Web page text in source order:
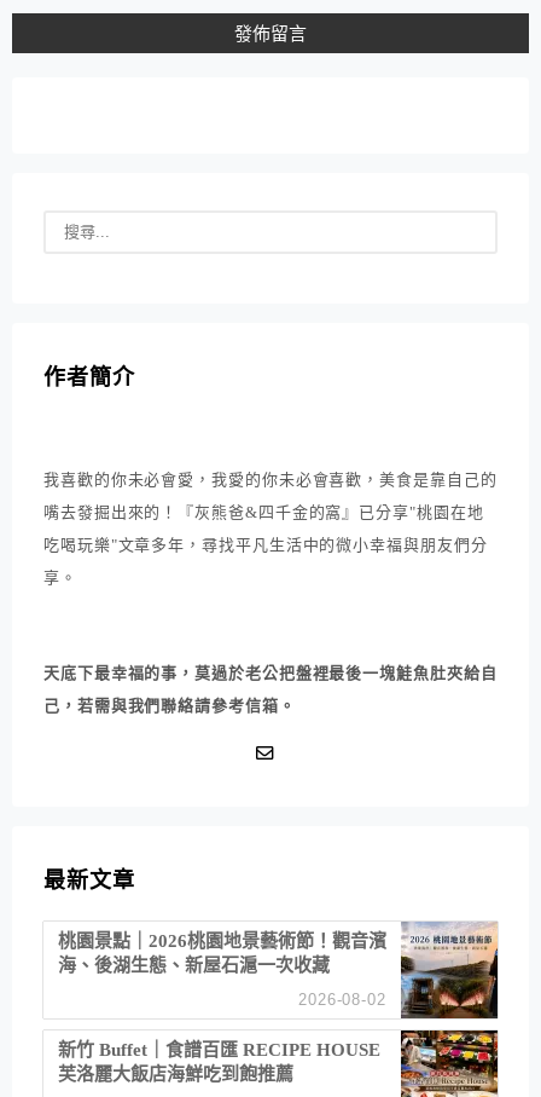
作者簡介
我喜歡的你未必會愛，我愛的你未必會喜歡，美食是靠自己的
嘴去發掘出來的！『灰熊爸&四千金的窩』已分享"桃園在地
吃喝玩樂"文章多年，尋找平凡生活中的微小幸福與朋友們分
享。
天底下最幸福的事，莫過於老公把盤裡最後一塊鮭魚肚夾給自
己，若需與我們聯絡請參考信箱。
最新文章
桃園景點｜2026桃園地景藝術節！觀音濱
海、後湖生態、新屋石滬一次收藏
2026-08-02
新竹 Buffet｜食譜百匯 RECIPE HOUSE
芙洛麗大飯店海鮮吃到飽推薦